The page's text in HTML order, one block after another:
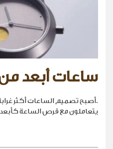
ساعات أبعد
.أصبح تصميم الساعات أكثر
يتعاملون مع قرص الساعة